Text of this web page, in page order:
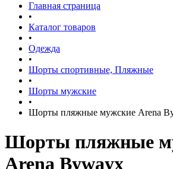
Главная страница
•
Каталог товаров
•
Одежда
•
Шорты спортивные, Пляжные
•
Шорты мужские
•
Шорты пляжные мужские Arena
Шорты пляжные
Arena Bywayx